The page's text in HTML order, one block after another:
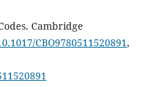
Cambridge
CBO9780511520891,